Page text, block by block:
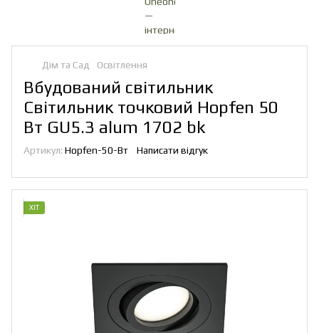
Дім та Сад Освітлення
Вбудований світильник
Світильник точковий Hopfen 50
Вт GU5.3 alum 1702 bk
Артикул: Hopfen-50-Вт Написати відгук
ХІТ